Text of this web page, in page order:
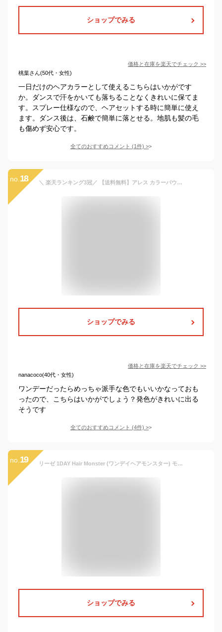
ショップでみる
価格と在庫を楽天でチェック >>
桃葉さん(50代・女性)
一日だけのヘアカラーとして使えるこちらはいかがです
か。ダンスで汗をかいても落ちることなくきれいに保てま
す。スプレー仕様なので、ヘアセットする時に簡単に使え
ます。ダンス後は、石鹸で簡単に落とせる。地肌も髪の毛
も傷めず安心です。
全てのおすすめコメント (1件) >
no. 18 ＼ 楽天ランキング3冠／ 【送料無料】アレス カラーパウダースプレー 13カラー 1dayカラー ヘアカラースプレー カラフルヘア 手軽 簡単 高発色 イベント お祭 パーティー コスプレ ハロウィン 学園祭 文化祭 白髪隠し 結婚式 ウェディング
ショップでみる
価格と在庫を楽天でチェック >>
nanacoco(40代・女性)
ワンデーだったらめっちゃ派手な色でもいいかなっておも
ったので、こちらはいかがでしょう？発色がきれいに出る
そうです
全てのおすすめコメント (4件) >
no. 19 リーゼ 1DAY Hair Monster (ワンデイヘアモンスター) モードブルー 20ml 〔 1日だけの髪印象チェンジ ・ ウォータープルーフタイプ ・ シャンプーで簡単OFF 〕 ヘアカラー フローラルの香り
ショップでみる